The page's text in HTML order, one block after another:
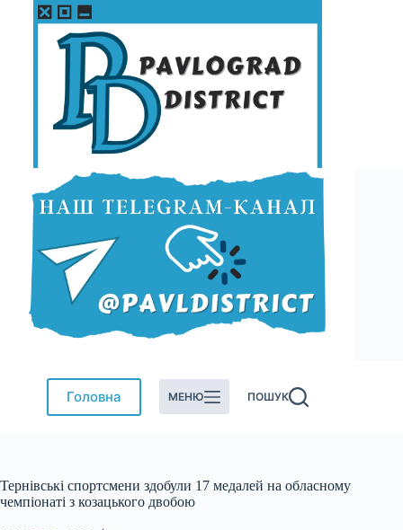
Перейти
Головна МЕНЮ ПОШУК
Тернівські спортсмени здобули 17 медалей на обласному
чемпіонаті з козацького двобою